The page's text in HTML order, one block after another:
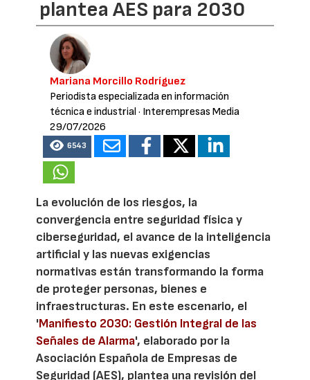
plantea AES para 2030
Mariana Morcillo Rodríguez
Periodista especializada en información
técnica e industrial· Interempresas Media
29/07/2026
6543
La evolución de los riesgos, la
convergencia entre seguridad física y
ciberseguridad, el avance de la inteligencia
artificial y las nuevas exigencias
normativas están transformando la forma
de proteger personas, bienes e
infraestructuras. En este escenario, el
'Manifiesto 2030: Gestión Integral de las
Señales de Alarma', elaborado por la
Asociación Española de Empresas de
Seguridad (AES), plantea una revisión del